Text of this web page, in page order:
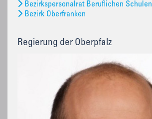
Bezirkspersonalrat Beruflichen Schulen
Bezirk Oberfranken
Regierung der Oberpfalz